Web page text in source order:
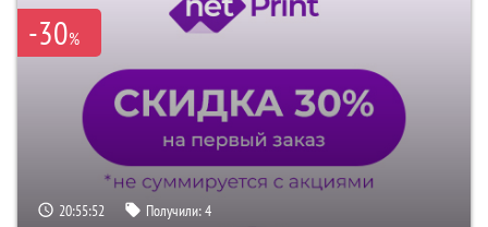
-30%
20:55:51 Получили:4